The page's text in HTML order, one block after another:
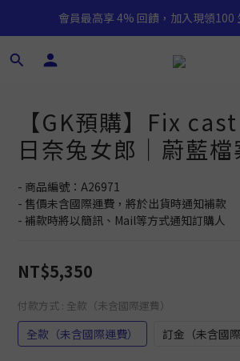
會員最高享 4% 回饋，加入現領100
【GK預購】Fix
日奈兔女郎｜蔚藍檔
- 商品編號：A26971
- 售價未含國際運費，將於出貨時通知補款
- 補款時將以簡訊、Mail等方式通知訂購人
NT$5,350
付款方式 : 全款（未含國際運費）
全款（未含國際運費） 訂金（未含國際